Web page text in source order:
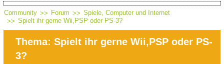
Community Forum
Spiele, Computer und Internet
Spielt ihr gerne Wii,PSP oder PS-3?
Thema: Spielt ihr gerne Wii,PSP oder PS-
3?